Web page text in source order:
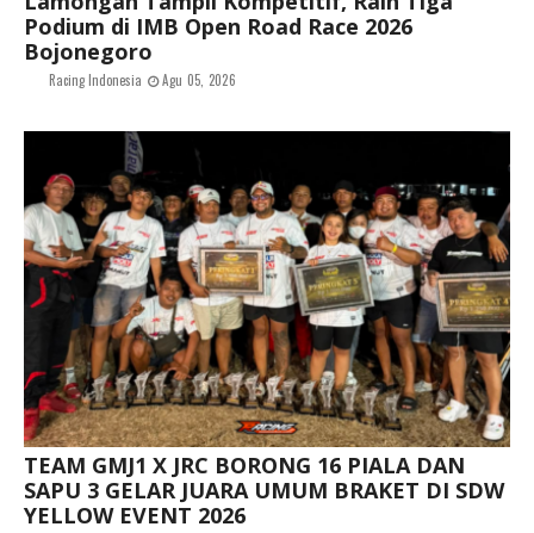
Podium di IMB Open Road Race 2026
Bojonegoro
Racing Indonesia Agu 05, 2026
TEAM GMJ1 X JRC BORONG 16 PIALA DAN
SAPU 3 GELAR JUARA UMUM BRAKET DI SDW
YELLOW EVENT 2026